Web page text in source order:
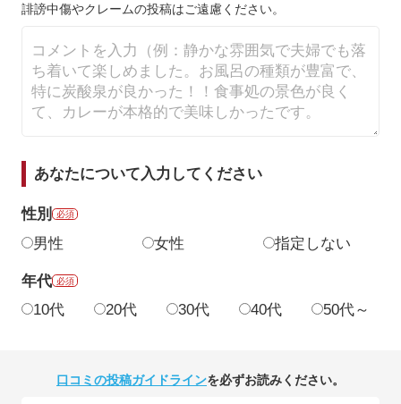
誹謗中傷やクレームの投稿はご遠慮ください。
あなたについて入力してください
性別 必須
男性 女性 指定しない
年代 必須
10代 20代 30代 40代 50代～
口コミの投稿ガイドラインを必ずお読みください。